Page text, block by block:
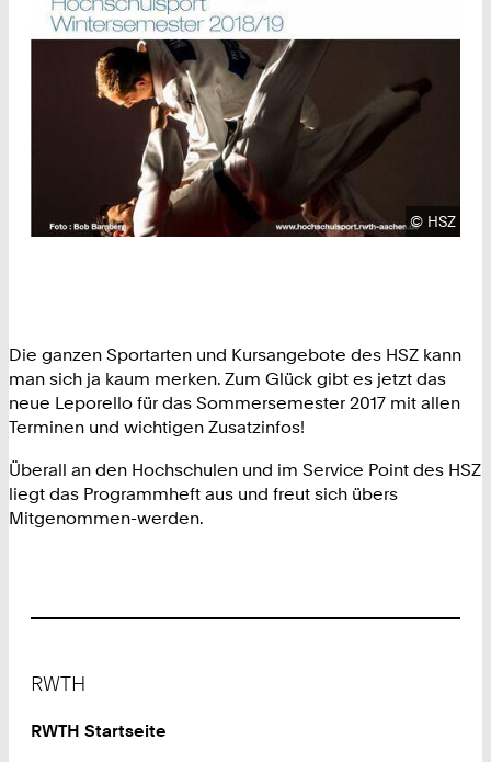
© HSZ
Die ganzen Sportarten und Kursangebote des HSZ kann
man sich ja kaum merken. Zum Glück gibt es jetzt das
neue Leporello für das Sommersemester 2017 mit allen
Terminen und wichtigen Zusatzinfos!
Überall an den Hochschulen und im Service Point des HSZ
liegt das Programmheft aus und freut sich übers
Mitgenommen-werden.
RWTH
RWTH Startseite